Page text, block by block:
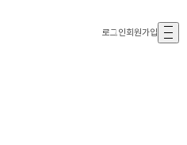
로그인회원가입